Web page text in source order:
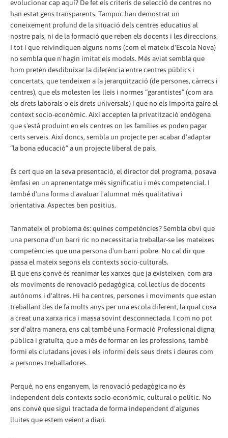
evolucionar cap aquí? De fet els criteris de selecció de centres no
han estat gens transparents. Tampoc han demostrat un
coneixement profund de la situació dels centres educatius al
nostre país, ni de la formació que reben els docents i les direccions.
I tot i que reivindiquen alguns noms (com el mateix d'Escola Nova)
no sembla que n'hagin imitat els models. Més aviat sembla que
hom pretén desdibuixar la diferència entre centres públics i
concertats, que tendeixen a la jerarquització (de persones, càrrecs i
centres), que els molesten les lleis i normes “garantistes” (com ara
els drets laborals o els drets universals) i que no els importa gaire el
context socio-econòmic. Així accepten la privatització endògena
que s'està produint en els centres on les famílies es poden pagar
certs serveis. Així doncs, sembla un projecte per acabar d'adaptar
“la bona educació” a un projecte liberal de país.
És cert que en la seva presentació, el director del programa, posava
èmfasi en un aprenentatge més significatiu i més competencial. I
també d'una forma d'avaluar l'alumnat més qualitativa i
orientativa. Aspectes ben positius.
Tanmateix el problema és: quines competències? Sembla obvi que
una persona d'un barri ric no necessitaria treballar-se les mateixes
competències que una persona d'un barri pobre. No cal dir que
passa el mateix segons els contexts socio-culturals.
El que ens convé és reanimar les xarxes que ja existeixen, com ara
els moviments de renovació pedagògica, col.lectius de docents
autònoms i d'altres. Hi ha centres, persones i moviments que estan
treballant des de fa molts anys per una escola diferent, la qual cosa
a creat una xarxa rica i massa sovint desconnectada. I com no pot
ser d'altra manera, ens cal també una Formació Professional digna,
pública i gratuïta, que a més de formar en les professions, també
formi els ciutadans joves i els informi dels seus drets i deures com
a persones treballadores.
Perquè, no ens enganyem, la renovació pedagògica no és
independent dels contexts socio-econòmic, cultural o polític. No
ens convé que sigui tractada de forma independent d'algunes
lluites que estem veient a diari.